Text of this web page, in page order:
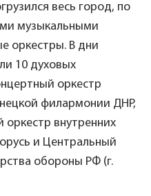
весь город, по
музыкальными
оркестры. В дни
10 духовых
оркестр
филармонии ДНР,
внутренних
и Центральный
обороны РФ (г.